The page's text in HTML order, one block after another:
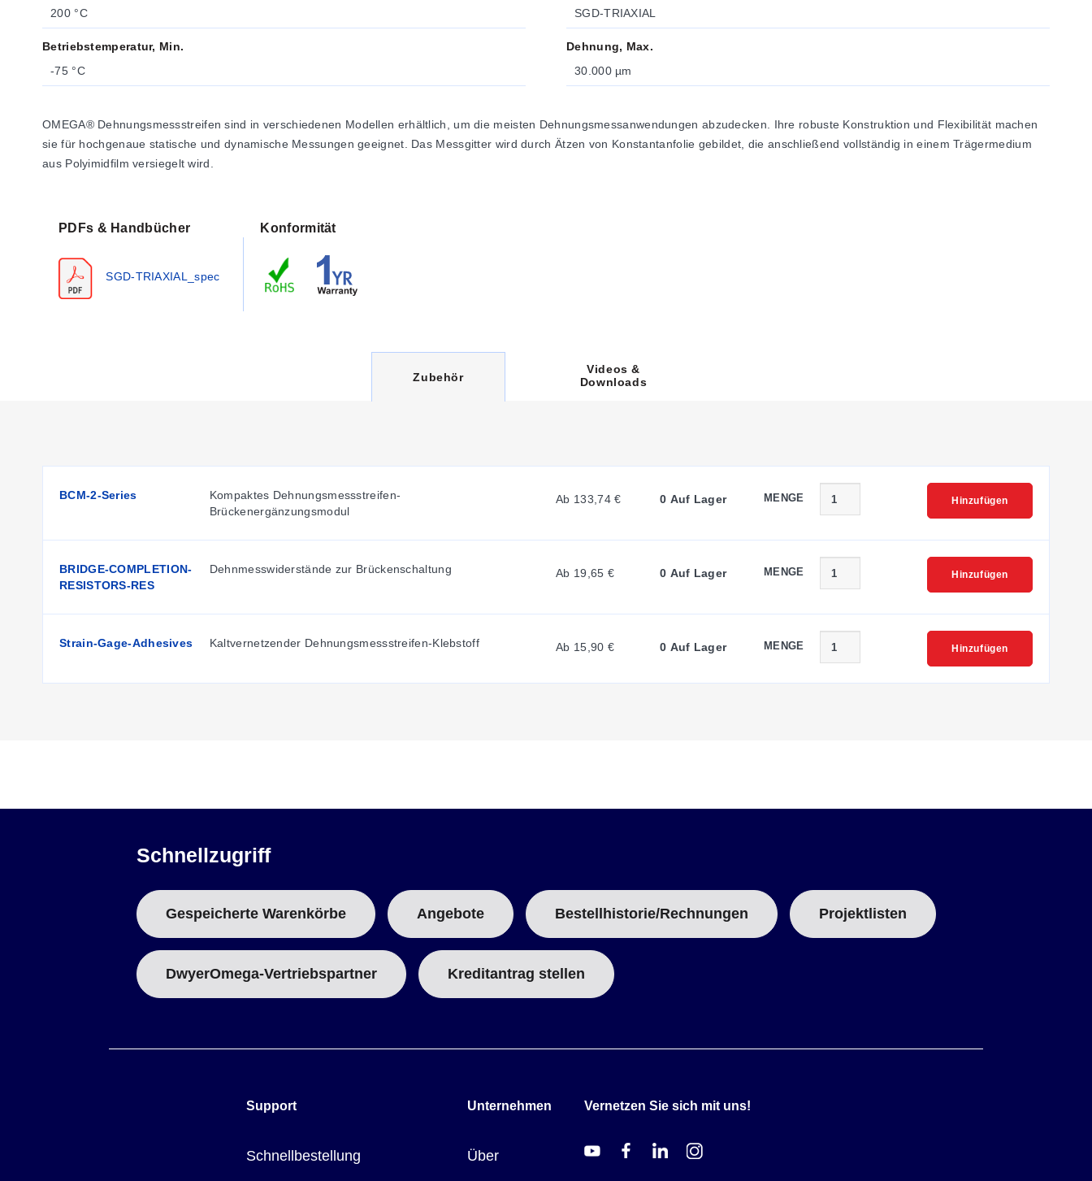
200 °C
Betriebstemperatur, Min.
-75 °C
SGD-TRIAXIAL
Dehnung, Max.
30.000 µm
OMEGA® Dehnungsmessstreifen sind in verschiedenen Modellen erhältlich, um die meisten Dehnungsmessanwendungen abzudecken. Ihre robuste Konstruktion und Flexibilität machen
sie für hochgenaue statische und dynamische Messungen geeignet. Das Messgitter wird durch Ätzen von Konstantanfolie gebildet, die anschließend vollständig in einem Trägermedium
aus Polyimidfilm versiegelt wird.
PDFs & Handbücher
SGD-TRIAXIAL_spec
Konformität
C
E
Zubehör
Videos &
Downloads
BCM-2-Series
Kompaktes Dehnungsmessstreifen-
Brückenergänzungsmodul
Ab 133,74 € 0 Auf Lager MENGE Hinzufügen
BRIDGE-COMPLETION-
RESISTORS-RES
Dehnmesswiderstände zur Brückenschaltung Ab 19,65 € 0 Auf Lager MENGE Hinzufügen
Strain-Gage-Adhesives Kaltvernetzender Dehnungsmessstreifen-Klebstoff Ab 15,90 € 0 Auf Lager MENGE Hinzufügen
Schnellzugriff
Gespeicherte Warenkörbe Angebote Bestellhistorie/Rechnungen Projektlisten
DwyerOmega-Vertriebspartner Kreditantrag stellen
Support
Schnellbestellung
Unternehmen
Über
Vernetzen Sie sich mit uns!